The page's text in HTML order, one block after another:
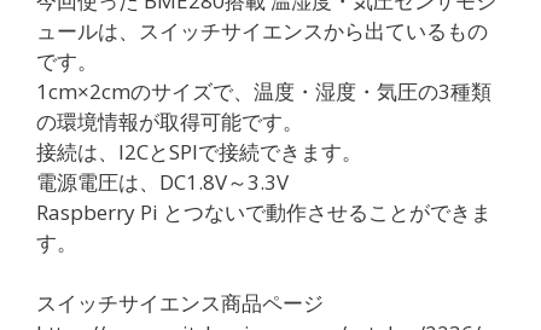
ュールは、スイッチサイエンスから出ているもの
です。
1cm×2cmのサイズで、温度・湿度・気圧の3種類
の環境情報が取得可能です。
接続は、I2CとSPIで接続できます。
電源電圧は、DC1.8V～3.3V
Raspberry Pi とつないで動作させることができま
す。
スイッチサイエンス商品ページ